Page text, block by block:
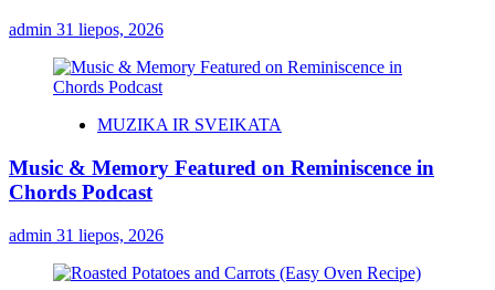
admin 31 liepos, 2026
MUZIKA IR SVEIKATA
Music & Memory Featured on Reminiscence in
Chords Podcast
admin 31 liepos, 2026